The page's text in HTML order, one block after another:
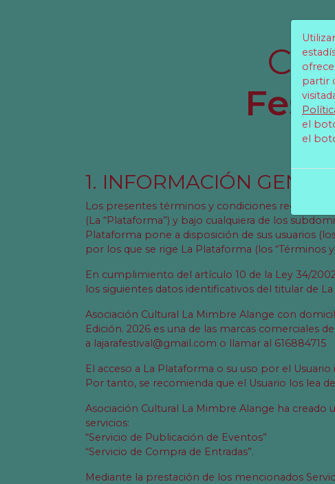
1. INFORMACIÓN
Los presentes términos y condiciones regulan
(La “Plataforma”) y bajo cualquiera de los
Plataforma pone a disposición de sus usuarios
por los que se rige La Plataforma (los “Términos y
En cumplimiento del artículo 10 de la Ley 34/
los siguientes datos identificativos del titular de
Asociación Cultural La Mimbre Alange con
Edición. 2026 es una de las marcas comerciales
a lajarafestival@gmail.com o llamar al 616884715
El acceso a La Plataforma o su uso por el
Por tanto, se recomienda que el Usuario los lea
Asociación Cultural La Mimbre Alange ha
servicios:
“Servicio de Publicación de Eventos”
“Servicio de Compra de Entradas”.
Mediante la prestación de los mencionados
partir
el
el